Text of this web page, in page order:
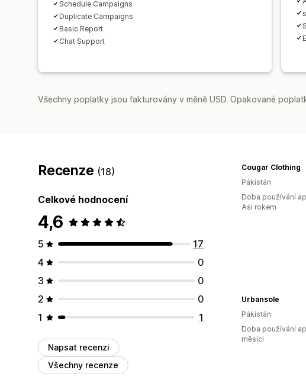
Schedule Campaigns
Duplicate Campaigns
Basic Report
Chat Support
Všechny poplatky jsou fakturovány v měně USD. Opakované
Recenze (18)
Celkové hodnocení
4,6
5
17
4
0
3
0
2
0
1
1
Napsat recenzi
Všechny recenze
Cougar Clothing
Pákistán
Doba používání
Asi rokem
Urbansole
Pákistán
Doba používání
měsíci